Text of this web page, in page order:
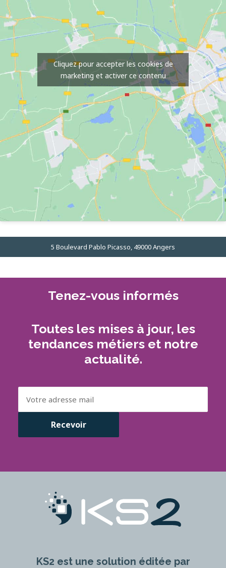
Cliquez pour accepter les cookies de
marketing et activer ce contenu
5 Boulevard Pablo Picasso, 49000 Angers
Tenez-vous informés
Toutes les mises à jour, les
tendances métiers et notre
actualité.
Recevoir
KS2 est une solution éditée par